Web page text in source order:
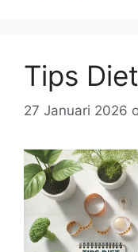
Tips
27 Januari 2026